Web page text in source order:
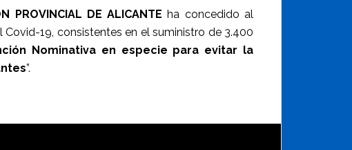
PROVINCIAL DE ALICANTE ha concedido al
19, consistentes en el suministro de 3.400
Nominativa en especie para evitar la
”.